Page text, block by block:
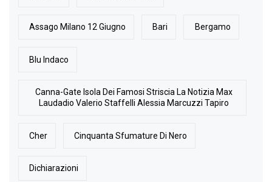
Assago Milano 12 Giugno Bari Bergamo
Blu Indaco
Canna-Gate Isola Dei Famosi Striscia La Notizia Max
Laudadio Valerio Staffelli Alessia Marcuzzi Tapiro
Cher Cinquanta Sfumature Di Nero
Dichiarazioni